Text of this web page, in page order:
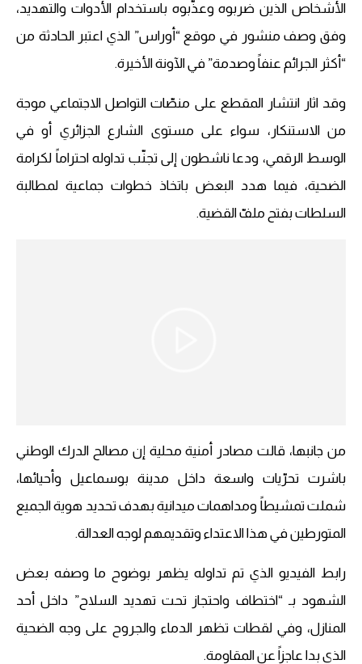
الأشخاص الذين ضربوه وعذّبوه باستخدام الأدوات والتهديد،
وفق وصف منشور في موقع “أوراس” الذي اعتبر الحادثة من
“أكثر الجرائم عنفاً وصدمة” في الآونة الأخيرة.
وقد اثار انتشار المقطع على منصّات التواصل الاجتماعي موجة
من الاستنكار، سواء على مستوى الشارع الجزائري أو في
الوسط الرقمي، ودعا ناشطون إلى تجنّب تداوله احتراماً لكرامة
الضحية، فيما هدد البعض باتخاذ خطوات جماعية لمطالبة
السلطات بفتح ملفّ القضية.
من جانبها، قالت مصادر أمنية محلية إن مصالح ‎الدرك الوطني
باشرت تحرّيات واسعة داخل مدينة بوسماعيل وأحيائها،
شملت تمشيطاً ومداهمات ميدانية بهدف تحديد هوية الجميع
المتورطين في هذا الاعتداء وتقديمهم لوجه العدالة.
رابط الفيديو الذي تم تداوله يظهر بوضوح ما وصفه بعض
الشهود بـ “اختطاف واحتجاز تحت تهديد السلاح” داخل أحد
المنازل، وفي لقطات تظهر الدماء والجروح على وجه الضحية
الذي بدا عاجزاً عن المقاومة.